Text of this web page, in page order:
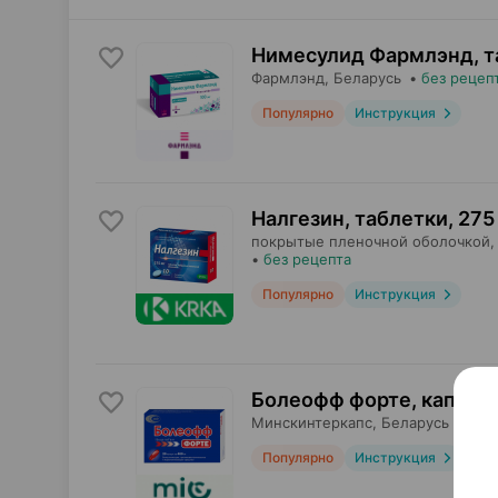
Нимесулид Фармлэнд,
Фармлэнд , Беларусь • без
Популярно Инструкция
Налгезин, таблетки,
покрытые пленочной оболочкой,
• без рецепта
Популярно Инструкция
Болеофф форте, капсулы
Минскинтеркапс , Беларусь
Популярно Инструкция